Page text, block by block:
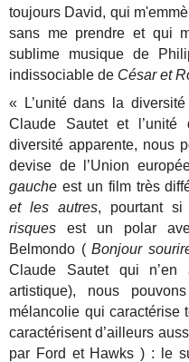
toujours David, qui
sans me prendre et qui
sublime musique de
indissociable de César et
« L’unité dans la
Claude Sautet et
diversité apparente, nous
devise de l’Union
gauche est un film très
et les autres, pourtant
risques est un polar
Belmondo (Bonjour
Claude Sautet qui
artistique), nous
mélancolie qui caractérise
caractérisent d’ailleurs
par Ford et Hawks ) : le